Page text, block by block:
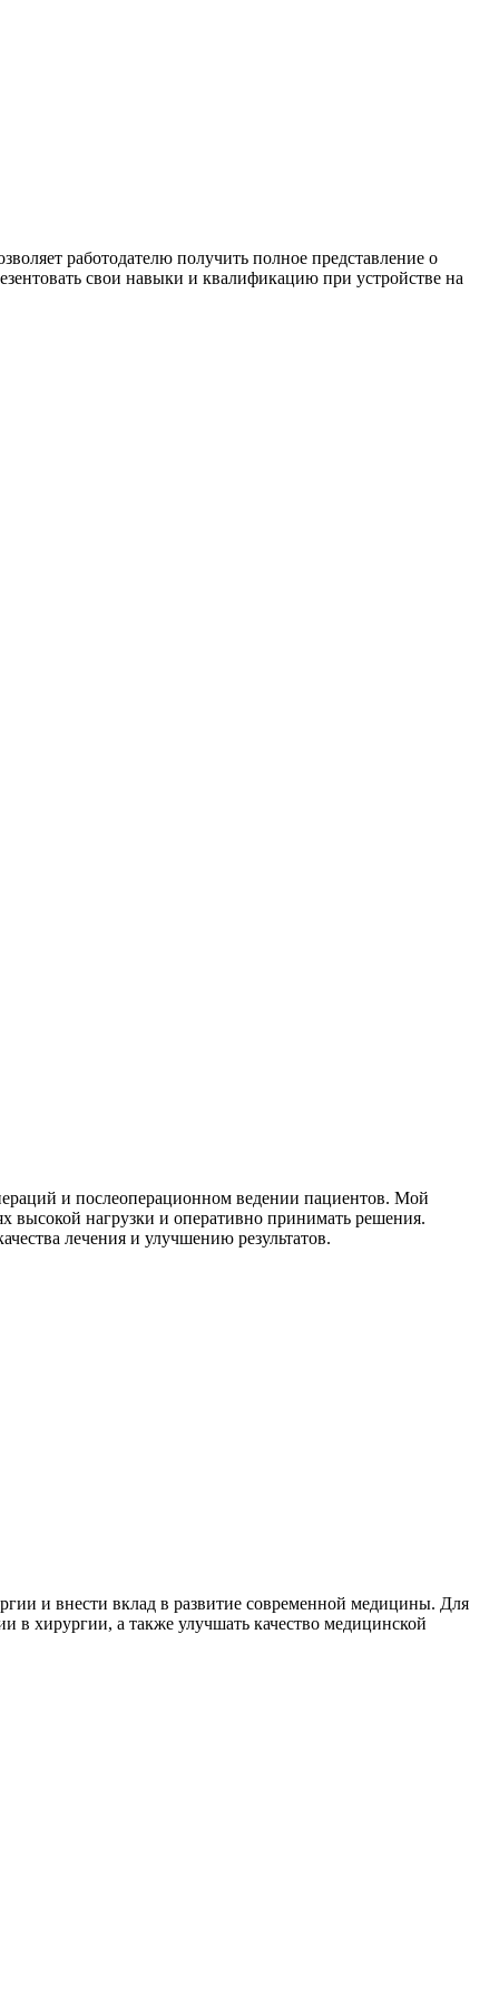
работодателю получить полное представление о
свои навыки и квалификацию при устройстве на
и послеоперационном ведении пациентов. Мой
высокой нагрузки и оперативно принимать решения.
лечения и улучшению результатов.
и внести вклад в развитие современной медицины. Для
в хирургии, а также улучшать качество медицинской